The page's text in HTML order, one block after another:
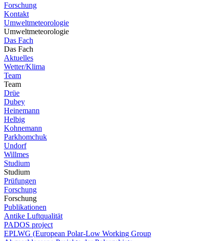
Forschung
Kontakt
Umweltmeteorologie
Umweltmeteorologie
Das Fach
Das Fach
Aktuelles
Wetter/Klima
Team
Team
Drüe
Dubey
Heinemann
Helbig
Kohnemann
Parkhomchuk
Undorf
Willmes
Studium
Studium
Prüfungen
Forschung
Forschung
Publikationen
Antike Luftqualität
PADOS project
EPLWG (European Polar-Low Working Group